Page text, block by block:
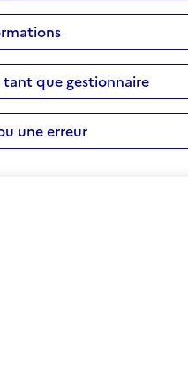
que gestionnaire
une erreur